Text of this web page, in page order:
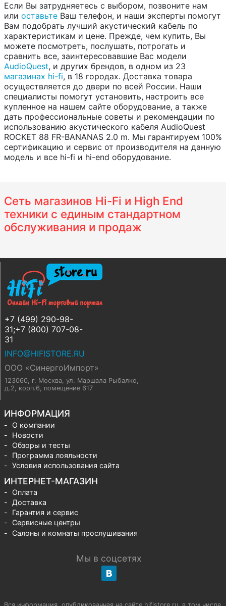
Если Вы затрудняетесь с выбором, позвоните нам
или оставьте Ваш телефон, и наши эксперты помогут
Вам подобрать лучший акустический кабель по
характеристикам и цене. Прежде, чем купить, Вы
можете посмотреть, послушать, потрогать и
сравнить все, заинтересовавшие Вас модели
AudioQuest, и других брендов, в одном из 23
магазинах hi-fi, в 18 городах. Доставка товара
осуществляется до двери по всей России. Наши
специалисты помогут установить, настроить все
купленное на нашем сайте оборудование, а также
дать профессиональные советы и рекомендации по
использованию акустического кабеля AudioQuest
ROCKET 88 FR-BANANAS 2.0 m. Мы гарантируем 100%
сертификацию и сервис от производителя на данную
модель и все hi-fi и hi-end оборудование.
Сеть магазинов Hi-Fi и High End
техники с единым стандартном
обслуживания и продаж
+7 (499) 290-98-
31;+7 (800) 707-08-
31
INFO@HIFISTORE.RU
ООО «СинергоИмпорт»
123060, г. Москва, ул. Маршала Рыбалко,
д.2, корп.6, помещение 617
ИНФОРМАЦИЯ
О компании
Новости
Обзоры и тесты
Программа лояльности
Условия использования сайта
ИНТЕРНЕТ-МАГАЗИН
Оплата
Доставка
Гарантия и сервис
Сервисные центры
Салоны и комнаты прослушивания
Мы в соцсетях